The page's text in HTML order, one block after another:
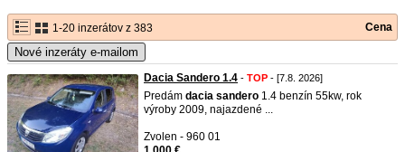
1-20 inzerátov z 383 Cena
Nové inzeráty e-mailom
Dacia Sandero 1.4 - TOP - [7.8. 2026]
Predám dacia sandero 1.4 benzín 55kw, rok
výroby 2009, najazdené ...
Zvolen - 960 01